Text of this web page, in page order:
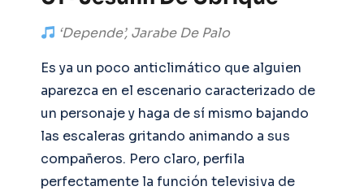
‘Depende’, Jarabe De Palo
Es ya un poco anticlimático que alguien
aparezca en el escenario caracterizado de
un personaje y haga de sí mismo bajando
las escaleras gritando animando a sus
compañeros. Pero claro, perfila
perfectamente la función televisiva de